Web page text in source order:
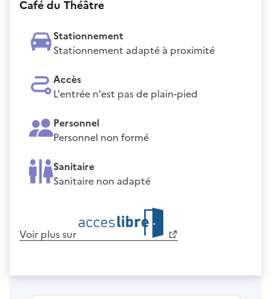
Café du Théâtre
Stationnement
Stationnement adapté à proximité
Accès
L'entrée n'est pas de plain-pied
Personnel
Personnel non formé
Sanitaire
Sanitaire non adapté
Voir plus sur